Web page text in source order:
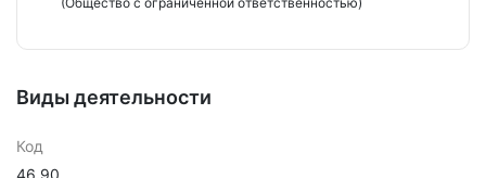
Виды деятельности
Код
46.90